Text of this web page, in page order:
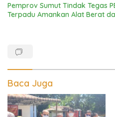
Pemprov Sumut Tindak Tegas
Terpadu Amankan Alat Berat
Baca Juga